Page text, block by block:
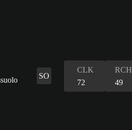
SO
CLK
72
RCH
49